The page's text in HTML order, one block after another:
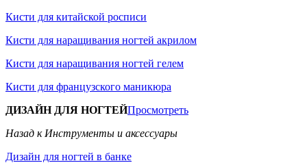
Кисти для китайской росписи
Кисти для наращивания ногтей акрилом
Кисти для наращивания ногтей гелем
Кисти для французского маникюра
ДИЗАЙН ДЛЯ НОГТЕЙПросмотреть
Назад к Инструменты и аксессуары
Дизайн для ногтей в банке